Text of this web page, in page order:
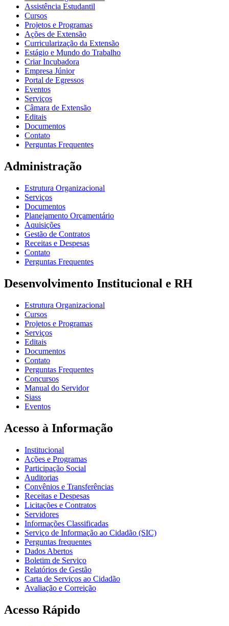
Assistência Estudantil
Cursos
Projetos e Programas
Ações de Extensão
Curricularização da Extensão
Estágio e Mundo do Trabalho
Criar Incubadora
Empresa Júnior
Portal de Egressos
Eventos
Serviços
Câmara de Extensão
Editais
Documentos
Contato
Perguntas Frequentes
Administração
Estrutura Organizacional
Serviços
Documentos
Planejamento Orçamentário
Aquisições
Gestão de Contratos
Receitas e Despesas
Contato
Perguntas Frequentes
Desenvolvimento Institucional e RH
Estrutura Organizacional
Cursos
Projetos e Programas
Serviços
Editais
Documentos
Contato
Perguntas Frequentes
Concursos
Manual do Servidor
Siass
Eventos
Acesso à Informação
Institucional
Ações e Programas
Participação Social
Auditorias
Convênios e Transferências
Receitas e Despesas
Licitações e Contratos
Servidores
Informações Classificadas
Serviço de Informação ao Cidadão (SIC)
Perguntas frequentes
Dados Abertos
Boletim de Serviço
Relatórios de Gestão
Carta de Serviços ao Cidadão
Avaliação e Correição
Acesso Rápido